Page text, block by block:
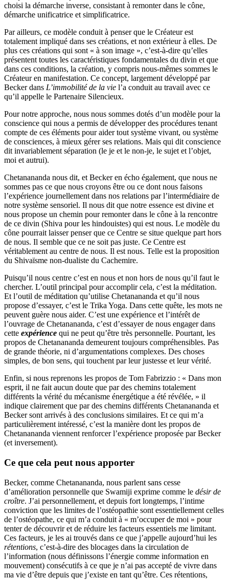
choisi la démarche inverse, consistant à remonter dans le cône,
démarche unificatrice et simplificatrice.
Par ailleurs, ce modèle conduit à penser que le Créateur est
totalement impliqué dans ses créations, et non extérieur à elles. De
plus ces créations qui sont « à son image », c’est-à-dire qu’elles
présentent toutes les caractéristiques fondamentales du divin et que
dans ces conditions, la création, y compris nous-mêmes sommes le
Créateur en manifestation. Ce concept, largement développé par
Becker dans L’immobilité de la vie l’a conduit au travail avec ce
qu’il appelle le Partenaire Silencieux.
Pour notre approche, nous nous sommes dotés d’un modèle pour la
conscience qui nous a permis de développer des procédures tenant
compte de ces éléments pour aider tout système vivant, ou système
de consciences, à mieux gérer ses relations. Mais qui dit conscience
dit invariablement séparation (le je et le non-je, le sujet et l’objet,
moi et autrui).
Chetanananda nous dit, et Becker en écho également, que nous ne
sommes pas ce que nous croyons être ou ce dont nous faisons
l’expérience journellement dans nos relations par l’intermédiaire de
notre système sensoriel. Il nous dit que notre essence est divine et
nous propose un chemin pour remonter dans le cône à la rencontre
de ce divin (Shiva pour les hindouistes) qui est nous. Le modèle du
cône pourrait laisser penser que ce Centre se situe quelque part hors
de nous. Il semble que ce ne soit pas juste. Ce Centre est
véritablement au centre de nous. Il est nous. Telle est la proposition
du Shivaïsme non-dualiste du Cachemire.
Puisqu’il nous centre c’est en nous et non hors de nous qu’il faut le
chercher. L’outil principal pour accomplir cela, c’est la méditation.
Et l’outil de méditation qu’utilise Chetanananda et qu’il nous
propose d’essayer, c’est le Trika Yoga. Dans cette quête, les mots ne
peuvent guère nous aider. C’est une expérience et l’intérêt de
l’ouvrage de Chetanananda, c’est d’essayer de nous engager dans
cette expérience qui ne peut qu’être très personnelle. Pourtant, les
propos de Chetanananda demeurent toujours compréhensibles. Pas
de grande théorie, ni d’argumentations complexes. Des choses
simples, de bon sens, qui touchent par leur justesse et leur vérité.
Enfin, si nous reprenons les propos de Tom Fabrizzio : « Dans mon
esprit, il ne fait aucun doute que par des chemins totalement
différents la vérité du mécanisme énergétique a été révélée, » il
indique clairement que par des chemins différents Chetanananda et
Becker sont arrivés à des conclusions similaires. Et ce qui m’a
particulièrement intéressé, c’est la manière dont les propos de
Chetanananda viennent renforcer l’expérience proposée par Becker
(et inversement).
Ce que cela peut nous apporter
Becker, comme Chetanananda, nous parlent sans cesse
d’amélioration personnelle que Swamiji exprime comme le désir de
croître. J’ai personnellement, et depuis fort longtemps, l’intime
conviction que les limites de l’ostéopathie sont essentiellement celles
de l’ostéopathe, ce qui m’a conduit à « m’occuper de moi » pour
tenter de découvrir et de réduire les facteurs essentiels me limitant.
Ces facteurs, je les ai trouvés dans ce que j’appelle aujourd’hui les
rétentions, c’est-à-dire des blocages dans la circulation de
l’information (nous définissons l’énergie comme information en
mouvement) consécutifs à ce que je n’ai pas accepté de vivre dans
ma vie d’être depuis que j’existe en tant qu’être. Ces rétentions,